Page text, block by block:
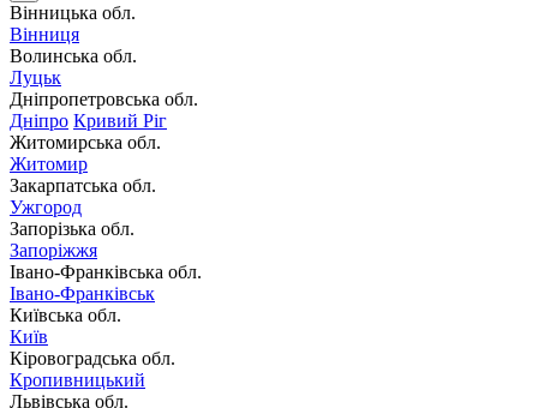
Вінницька обл.
Вінниця
Волинська обл.
Луцьк
Дніпропетровська обл.
Дніпро Кривий Ріг
Житомирська обл.
Житомир
Закарпатська обл.
Ужгород
Запорізька обл.
Запоріжжя
Івано-Франківська обл.
Івано-Франківськ
Київська обл.
Київ
Кіровоградська обл.
Кропивницький
Львівська обл.